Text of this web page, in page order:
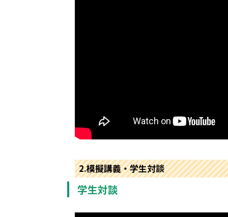
2.模擬講義・学生対談
学生対談